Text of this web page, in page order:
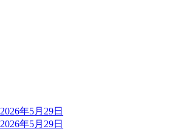
2026年5月29日
2026年5月29日